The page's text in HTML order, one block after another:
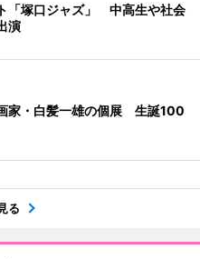
「塚口ジャズ」 中高生や社会
演
家・白髪一雄の個展 生誕100
る